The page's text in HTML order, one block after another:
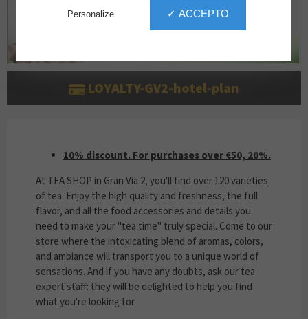
LOYALTY-GV2-hotel-plan
10% DISCOUNT. FOR PURCHASES OVER €50,
10% discount. For purchases over €50, 20%.
At TEA SHOP in Gran Via 2, you'll find over 120 varieties
of tea. Enjoy the high quality and freshness, the full
flavor, and all the food accessories and details you
need to make your "tea time" truly special. Come to our
store where the intoxicating blend of aromas, colors,
and ambiance will transport you to a unique world of
sensations. And if you have any doubts, ask our tea
expert staff: they will be delighted to help you find
what you're looking for.
✓ ACCEPTO
Personalize